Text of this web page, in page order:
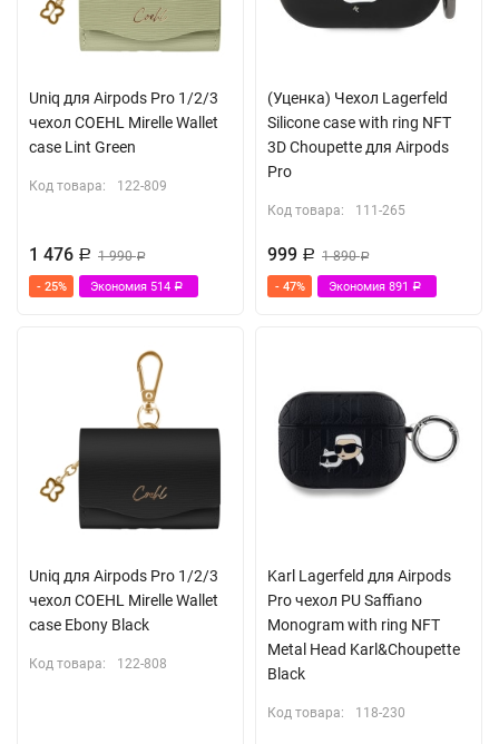
Uniq для Airpods Pro 1/2/3
чехол COEHL Mirelle Wallet
case Lint Green
Код товара: 122-809
1 476 Р 1 990Р
- 25% Экономия 514 Р
(Уценка) Чехол Lagerfeld
Silicone case with ring NFT
3D Choupette для Airpods
Pro
Код товара: 111-265
999 Р 1 890Р
- 47% Экономия 891 Р
Uniq для Airpods Pro 1/2/3
чехол COEHL Mirelle Wallet
case Ebony Black
Код товара: 122-808
Karl Lagerfeld для Airpods
Pro чехол PU Saffiano
Monogram with ring NFT
Metal Head Karl&Choupette
Black
Код товара: 118-230